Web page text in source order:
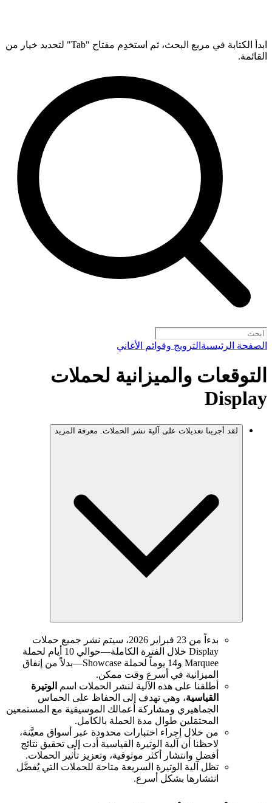
ابدأ الكتابة في مربع البحث، ثم استخدِم مفتاح "Tab" لتحديد خيار من
القائمة.
الصفحة الرئيسية الترويج وقوائم الأغاني
التوقعات والميزانية لحملات
Display
لقد أجرينا تعديلات على آلية نشر الحملات. معرفة المزيد
بدءاً من 23 فبراير 2026، سيتم نشر جميع حملات
Display خلال الفترة الكاملة—حوالي 10 أيام لحملة
Marquee و14 يوماً لحملة Showcase—بدلاً من إنفاق
الميزانية في أسرع وقت ممكن.
أطلقنا على هذه الآلية لنشر الحملات اسم
الوتيرة
القياسية، وهي تهدف إلى الحفاظ على الحماس
الجماهيري ومشاركة أعمالك الموسيقية مع المستمعين
المحتمَلين طوال مدة الحملة بالكامل.
من خلال إجراء اختبارات محدودة عبر أسواق معيَّنة،
لاحظنا أن آلية الوتيرة القياسية أدت إلى تحقيق نتائج
أفضل وانتشار أكثر موثوقية، وتعزيز تأثير الحملات.
تظل آلية الوتيرة السريعة متاحة للحملات التي يُفضَّل
انتشارها بشكل أسرع.